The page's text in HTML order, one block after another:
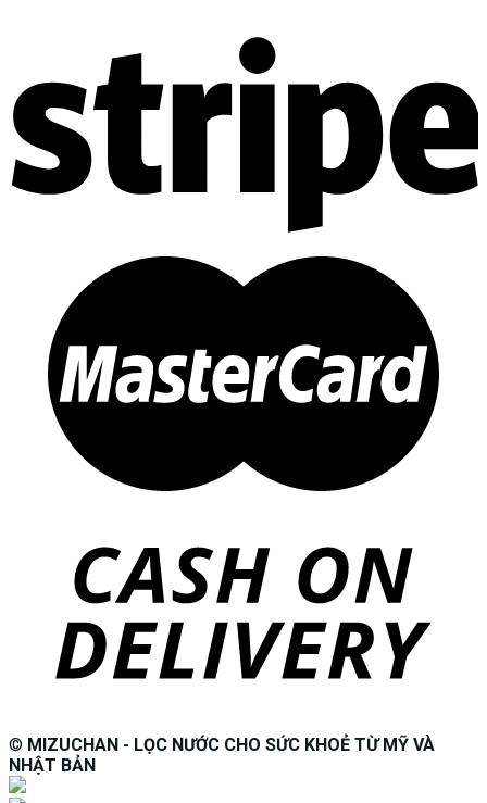
© MIZUCHAN - LỌC NƯỚC CHO SỨC KHOẺ TỪ MỸ VÀ
NHẬT BẢN